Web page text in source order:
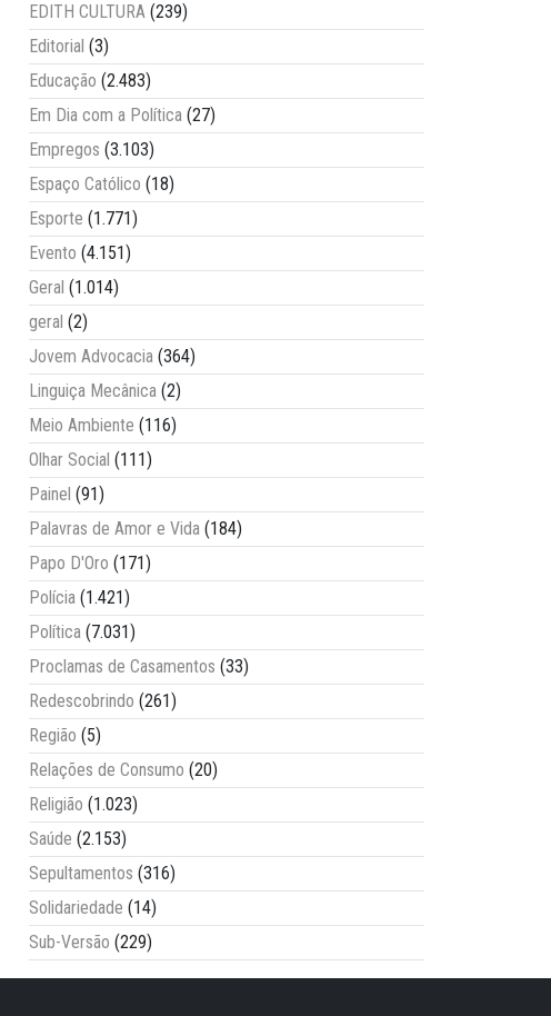
EDITH CULTURA (239)
Editorial (3)
Educação (2.483)
Em Dia com a Política (27)
Empregos (3.103)
Espaço Católico (18)
Esporte (1.771)
Evento (4.151)
Geral (1.014)
geral (2)
Jovem Advocacia (364)
Linguiça Mecânica (2)
Meio Ambiente (116)
Olhar Social (111)
Painel (91)
Palavras de Amor e Vida (184)
Papo D'Oro (171)
Polícia (1.421)
Política (7.031)
Proclamas de Casamentos (33)
Redescobrindo (261)
Região (5)
Relações de Consumo (20)
Religião (1.023)
Saúde (2.153)
Sepultamentos (316)
Solidariedade (14)
Sub-Versão (229)